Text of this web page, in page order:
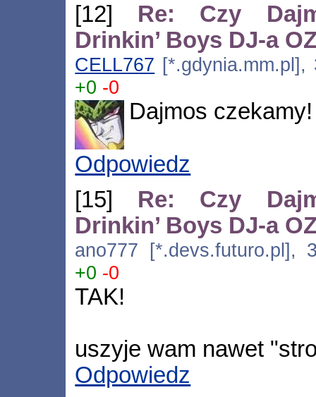
[12] Re: Czy
Drinkin’ Boys DJ-a
CELL767
+0 -0
Dajmos czekamy!
Odpowiedz
[15] Re: Czy
Drinkin’ Boys DJ-a
ano777 [*.devs.futuro.pl],
+0 -0
TAK!
uszyje wam nawet
Odpowiedz